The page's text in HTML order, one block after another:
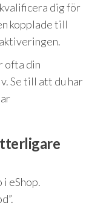
dig för
kopplade till
ofta din
Se till att du har
eShop.